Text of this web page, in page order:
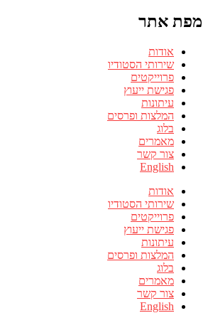
מפת אתר
אודות
שירותי הסטודיו
פרוייקטים
פגישת ייעוץ
עיתונות
המלצות ופרסים
בלוג
מאמרים
צור קשר
English
אודות
שירותי הסטודיו
פרוייקטים
פגישת ייעוץ
עיתונות
המלצות ופרסים
בלוג
מאמרים
צור קשר
English